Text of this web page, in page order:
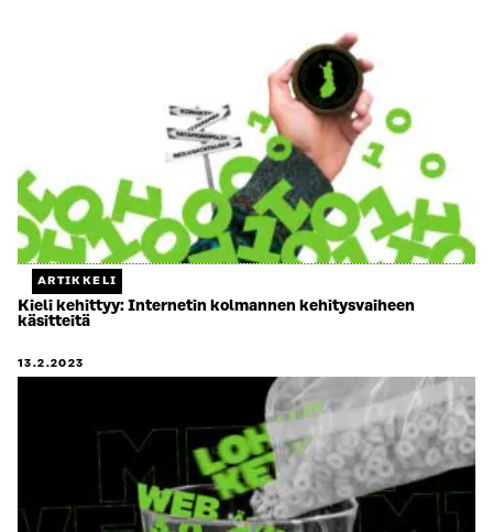
ARTIKKELI
Kieli kehittyy: Internetin kolmannen kehitysvaiheen
käsitteitä
13.2.2023